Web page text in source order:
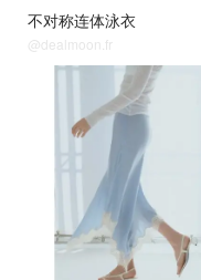
不对称连体泳衣
@dealmoon.fr